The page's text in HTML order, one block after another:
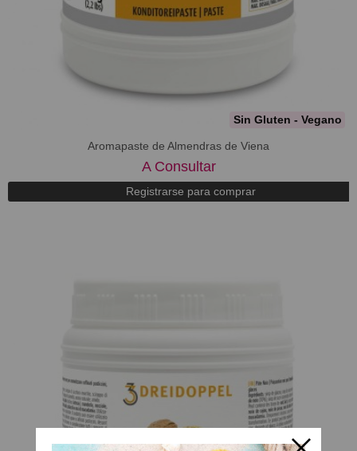
Sin Gluten - Vegano
Aromapaste de Almendras de Viena
A Consultar
Registrarse para comprar